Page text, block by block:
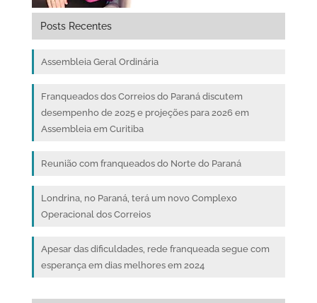
Posts Recentes
Assembleia Geral Ordinária
Franqueados dos Correios do Paraná discutem
desempenho de 2025 e projeções para 2026 em
Assembleia em Curitiba
Reunião com franqueados do Norte do Paraná
Londrina, no Paraná, terá um novo Complexo
Operacional dos Correios
Apesar das dificuldades, rede franqueada segue com
esperança em dias melhores em 2024